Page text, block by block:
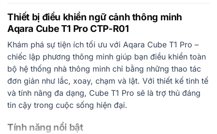
Thiết bị điều khiển ngữ cảnh thông minh
Aqara Cube T1 Pro CTP-R01
Khám phá sự tiện ích tối ưu với Aqara Cube T1 Pro –
chiếc lập phương thông minh giúp bạn điều khiển toàn
bộ hệ thống nhà thông minh chỉ bằng những thao tác
đơn giản như lắc, xoay, chạm và lật. Với thiết kế tinh tế
và tính năng đa dạng, Cube T1 Pro sẽ là trợ thủ đáng
tin cậy trong cuộc sống hiện đại.
Tính năng nổi bật